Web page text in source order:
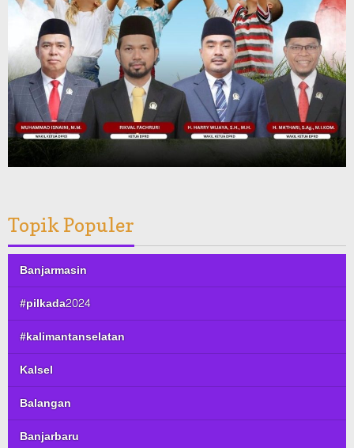
Topik Populer
Banjarmasin
#pilkada2024
#kalimantanselatan
Kalsel
Balangan
Banjarbaru